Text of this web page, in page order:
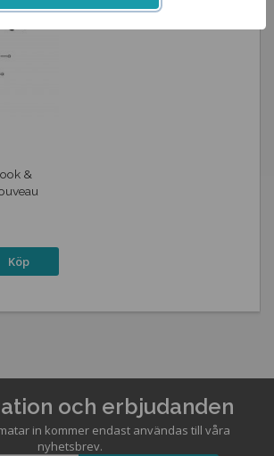
&
Köp
och erbjudanden
in kommer endast användas till våra
nyhetsbrev.